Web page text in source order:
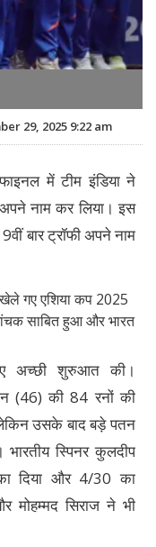
29, 2025 9:22 am
में टीम इंडिया ने
नाम कर लिया। इस
बार ट्रॉफी अपने नाम
गए एशिया कप 2025
साबित हुआ और भारत
अच्छी शुरुआत की।
(46) की 84 रनों की
उसके बाद बड़े पतन
स्पिनर कुलदीप
दिया और 4/30 का
मोहम्मद सिराज ने भी